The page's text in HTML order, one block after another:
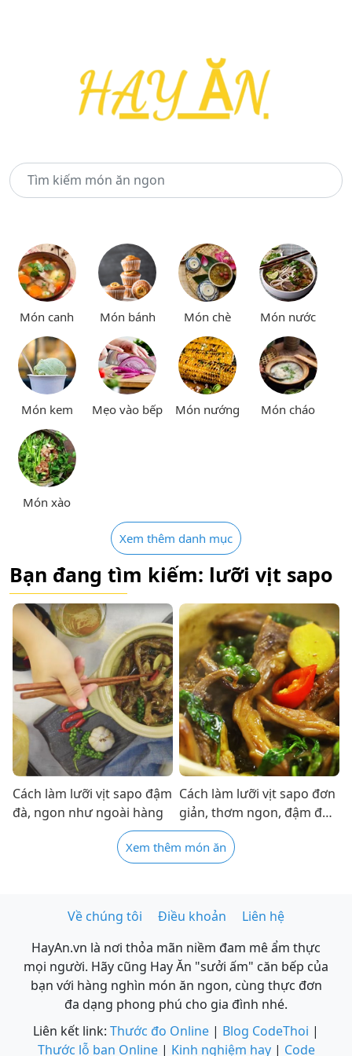
Món canh Món bánh Món chè Món nước
Món kem Mẹo vào bếp Món nướng Món cháo
Món xào
Xem thêm danh mục
Bạn đang tìm kiếm: lưỡi vịt sapo
Cách làm lưỡi vịt sapo đậm
đà, ngon như ngoài hàng
Cách làm lưỡi vịt sapo đơn
giản, thơm ngon, đậm đà
hấp dẫn
Xem thêm món ăn
Về chúng tôi Điều khoản
Liên hệ
HayAn.vn là nơi thỏa mãn niềm đam mê ẩm thực
mọi người. Hãy cũng Hay Ăn "sưởi ấm" căn bếp của
bạn với hàng nghìn món ăn ngon, cùng thực đơn
đa dạng phong phú cho gia đình nhé.
Liên kết link: Thước đo Online | Blog CodeThoi |
Thước lỗ ban Online| Kinh nghiệm hay| Code